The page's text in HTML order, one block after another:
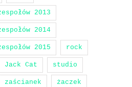
2013
2014
2015 rock
Cat studio
zaścianek żaczek